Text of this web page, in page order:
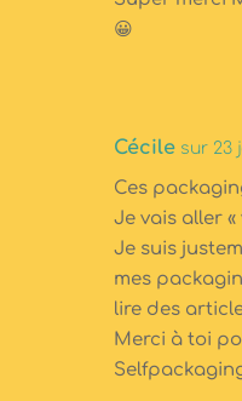
😀
Cécile sur 23
Ces
Je vais aller
Je suis
mes
lire des
Merci à toi